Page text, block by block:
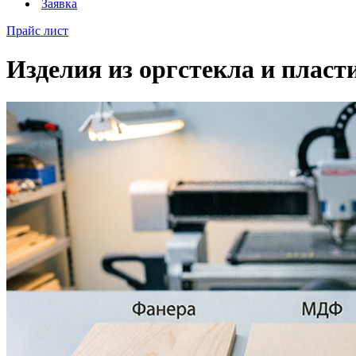
Заявка
Прайс лист
Изделия из оргстекла и